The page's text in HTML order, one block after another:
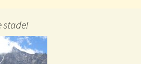
stade!